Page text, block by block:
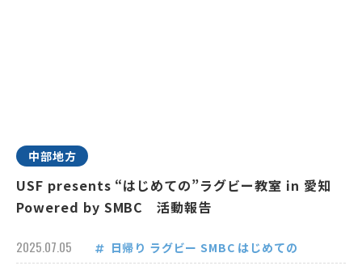
中部地方
USF presents “はじめての”ラグビー教室 in 愛知
Powered by SMBC 活動報告
2025.07.05 日帰り ラグビー SMBC はじめての